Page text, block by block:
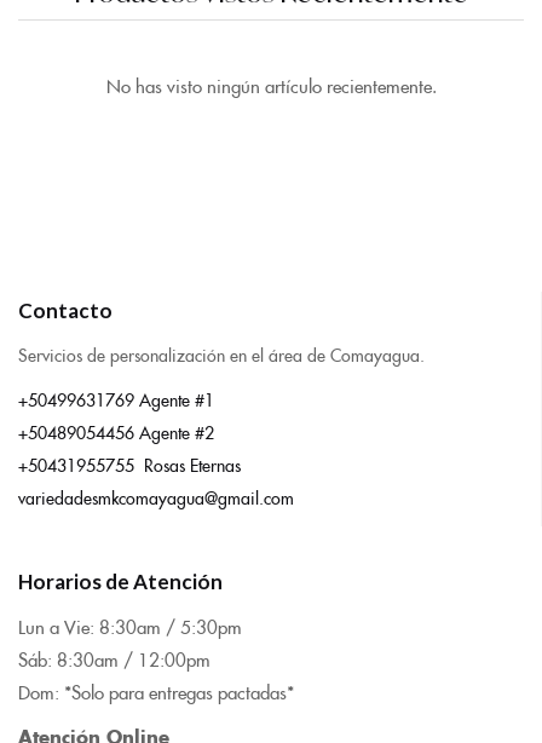
No has visto ningún artículo recientemente.
Contacto
Servicios de personalización en el área de Comayagua.
+50499631769 Agente #1
+50489054456 Agente #2
+50431955755 Rosas Eternas
variedadesmkcomayagua@gmail.com
Horarios de Atención
Lun a Vie: 8:30am / 5:30pm
Sáb: 8:30am / 12:00pm
Dom: *Solo para entregas pactadas*
Atención Online